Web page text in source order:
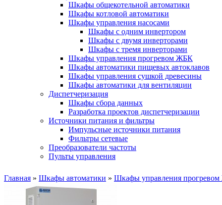
Шкафы общекотельной автоматики
Шкафы котловой автоматики
Шкафы управления насосами
Шкафы с одним инвертором
Шкафы с двумя инверторами
Шкафы с тремя инверторами
Шкафы управления прогревом ЖБК
Шкафы автоматики пищевых автоклавов
Шкафы управления сушкой древесины
Шкафы автоматики для вентиляции
Диспетчеризация
Шкафы сбора данных
Разработка проектов диспетчеризации
Источники питания и фильтры
Импульсные источники питания
Фильтры сетевые
Преобразователи частоты
Пульты управления
Главная » Шкафы автоматики » Шкафы управления